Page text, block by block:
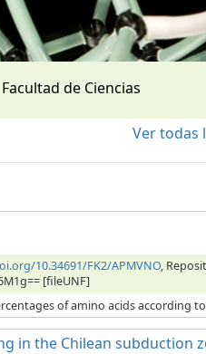
Facultad de Ciencias
Ver todas
10.34691/FK2/APMVNO,
[fileUNF]
of amino acids according
in the Chilean subduction